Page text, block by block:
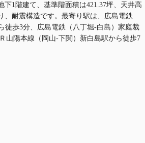
下1階建て、基準階面積は421.37坪、天井高
、耐震構造です。最寄り駅は、広島電鉄
徒歩3分、広島電鉄（八丁堀-白島）家庭裁
山陽本線（岡山-下関）新白島駅から徒歩7